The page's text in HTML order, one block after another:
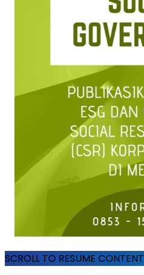
SCROLL TO RESUME CONTENT